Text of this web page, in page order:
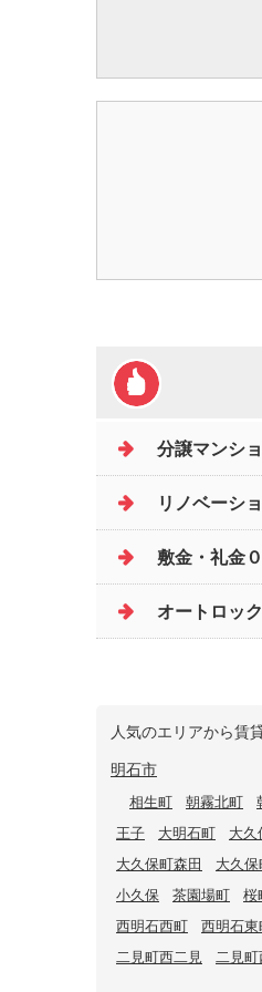
分譲マンシ
リノベーシ
敷金・礼金
オートロッ
人気のエリアから賃
明石市
相生町 朝霧北町
王子
大明石町 大久
大久保町森田
大久
小久保
茶園場町 桜
西明石西町
西明石東
二見町西二見
二見